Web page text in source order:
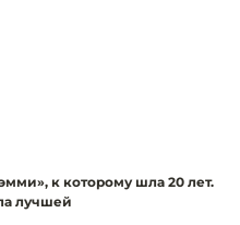
к которому шла 20 лет.
лучшей